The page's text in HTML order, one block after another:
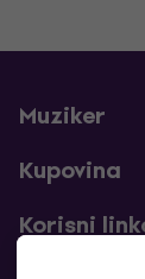
Muziker
Kupovina
Korisni